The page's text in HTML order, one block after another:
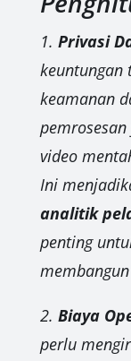
1. Privasi
keuntungan
keamanan
video
Ini
analitik
penting
2. Biaya
perlu